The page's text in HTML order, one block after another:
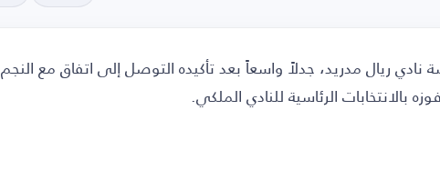
نادي ريال مدريد، جدلاً واسعاً بعد تأكيده التوصل إلى اتفاق مع النجم
بالانتخابات الرئاسية للنادي الملكي.